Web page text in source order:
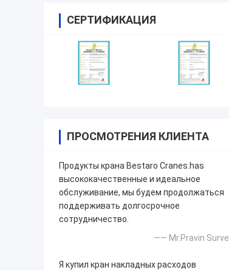
СЕРТИФИКАЦИЯ
ПРОСМОТРЕНИЯ КЛИЕНТА
Продукты крана Bestaro Cranes.has
высококачественные и идеальное
обслуживание, мы будем продолжаться
поддерживать долгосрочное
сотрудничество.
—— Mr.Pravin Surve
Я купил кран накладных расходов